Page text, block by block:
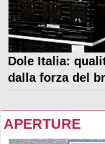
Dole Italia:
dalla forza del
APERTURE